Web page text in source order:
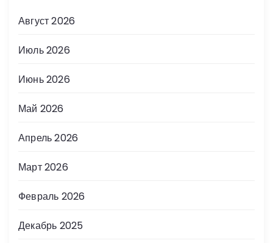
Август 2026
Июль 2026
Июнь 2026
Май 2026
Апрель 2026
Март 2026
Февраль 2026
Декабрь 2025